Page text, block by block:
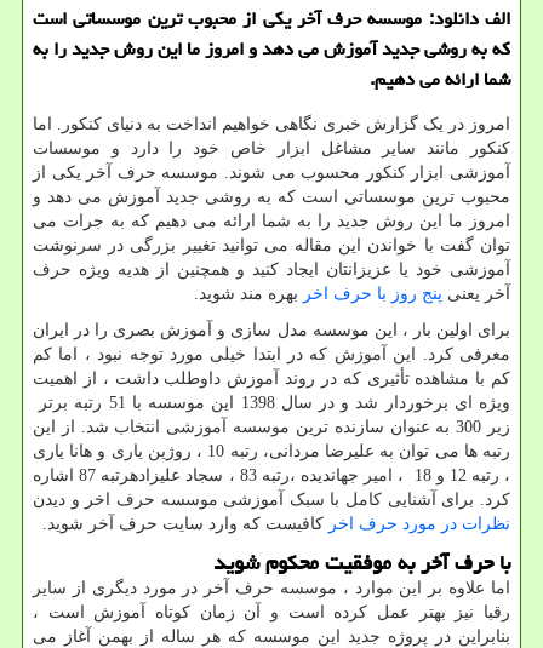
الف دانلود: موسسه حرف آخر یكی از محبوب ترین موسساتی است
كه به روشی جدید آموزش می دهد و امروز ما این روش جدید را به
شما ارائه می دهیم.
امروز در یک گزارش خبری نگاهی خواهیم انداخت به دنیای کنکور. اما
کنکور مانند سایر مشاغل ابزار خاص خود را دارد و موسسات
آموزشی ابزار کنکور محسوب می شوند. موسسه حرف آخر یکی از
محبوب ترین موسساتی است که به روشی جدید آموزش می دهد و
امروز ما این روش جدید را به شما ارائه می دهیم که به جرات می
توان گفت با خواندن این مقاله می توانید تغییر بزرگی در سرنوشت
آموزشی خود یا عزیزانتان ایجاد کنید و همچنین از هدیه ویژه حرف
آخر یعنی پنج روز با حرف اخر بهره مند شوید.
برای اولین بار ، این موسسه مدل سازی و آموزش بصری را در ایران
معرفی کرد. این آموزش که در ابتدا خیلی مورد توجه نبود ، اما کم
کم با مشاهده تأثیری که در روند آموزش داوطلب داشت ، از اهمیت
ویژه ای برخوردار شد و در سال 1398 این موسسه با 51 رتبه برتر
زیر 300 به عنوان سازنده ترین موسسه آموزشی انتخاب شد. از این
رتبه ها می توان به علیرضا مردانی، رتبه 10 ، روژین یاری و هانا یاری
، رتبه 12 و 18 ، امیر جهاندیده ،رتبه 83 ، سجاد علیزادهرتبه 87 اشاره
كرد. برای آشنایی کامل با سبک آموزشی موسسه حرف اخر و دیدن
نظرات در مورد حرف اخر کافیست که وارد سایت حرف آخر شوید.
با حرف آخر به موفقیت محکوم شوید
اما علاوه بر این موارد ، موسسه حرف آخر در مورد دیگری از سایر
رقبا نیز بهتر عمل کرده است و آن زمان کوتاه آموزش است ،
بنابراین در پروژه جدید این موسسه که هر ساله از بهمن آغاز می